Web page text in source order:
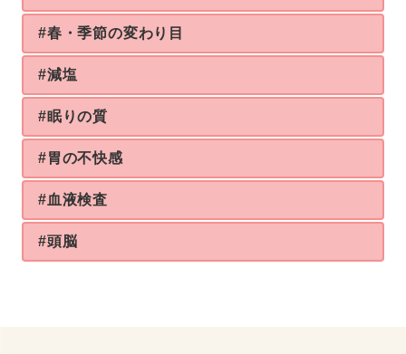
#春・季節の変わり目
#減塩
#眠りの質
#胃の不快感
#血液検査
#頭脳